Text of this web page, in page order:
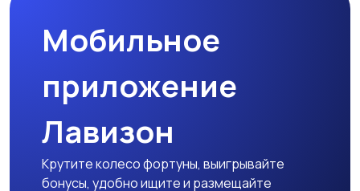
Мобильное
приложение
Лавизон
Крутите колесо фортуны, выигрывайте
бонусы, удобно ищите и размещайте